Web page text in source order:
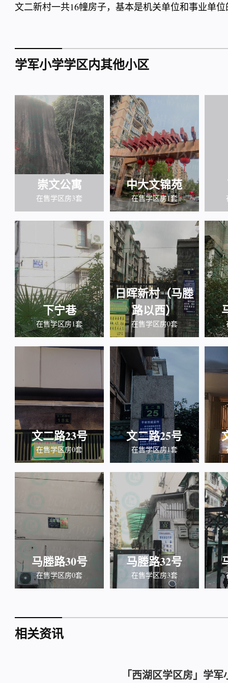
文二新村一共16幢房子，基本是机关单位和事业单
学军小学学区内其他小区
崇文公寓
在售学区房3套
中大文锦苑
在售学区房1套
下宁巷
在售学区房1套
日晖新村（马塍
路以西）
在售学区房0套
文二路23号
在售学区房0套
文二路25号
在售学区房1套
马塍路30号
在售学区房0套
马塍路32号
在售学区房3套
相关资讯
「西湖区学区房」学